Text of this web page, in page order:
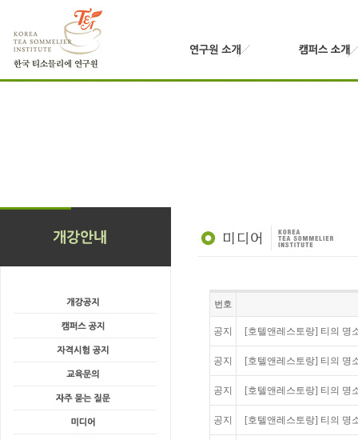
번호
공지 [호텔앤레스토랑] 티의 명
공지 [호텔앤레스토랑] 티의 명
공지 [호텔앤레스토랑] 티의 명
공지 [호텔앤레스토랑] 티의 명